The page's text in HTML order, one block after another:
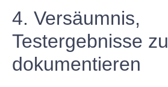
4. Versäumnis,
Testergebnisse zu
dokumentieren